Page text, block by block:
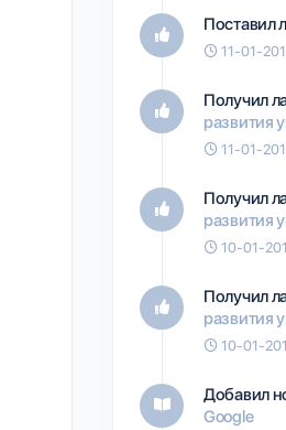
Поставил
11-01-
Получил
развития
11-01-
Получил
развития
10-01-
Получил
развития
10-01-
Добавил
Google